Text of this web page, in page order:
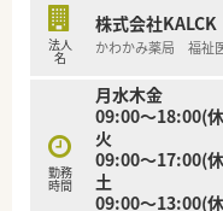
のご経験やスキル
■年間休日は120日
■認定薬剤師の取得
e-ラーニング制度を
法人
名
株式会社KALCK
かわかみ薬局 福祉
勤務
時間
月水木金
09:00～18:00(
火
09:00～17:00(
土
09:00～13:00(